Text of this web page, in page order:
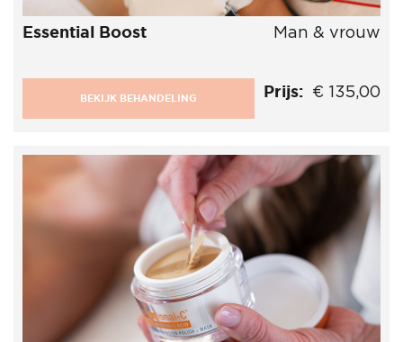
Essential Boost Man & vrouw
BEKIJK BEHANDELING Prijs: € 135,00